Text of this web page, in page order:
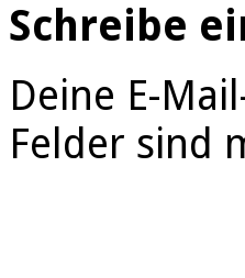
Schreibe
Deine E-
Felder sind